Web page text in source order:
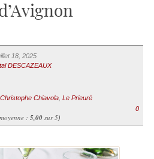
18, 2025
DESCAZEAUX
Christophe Chiavola, Le Prieuré
: 5,00sur 5)
0